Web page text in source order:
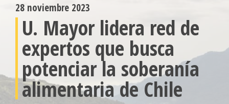
28 noviembre 2023
U. Mayor lidera red de
expertos que busca
potenciar la soberanía
alimentaria de Chile